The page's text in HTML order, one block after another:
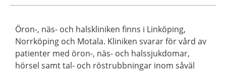
Öron-, näs- och halskliniken finns i Linköping,
Norrköping och Motala. Kliniken svarar för vård av
patienter med öron-, näs- och halssjukdomar,
hörsel samt tal- och röstrubbningar inom såväl